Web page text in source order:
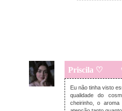
Priscila ♡
Eu não tinha visto
qualidade do
cheirinho, o